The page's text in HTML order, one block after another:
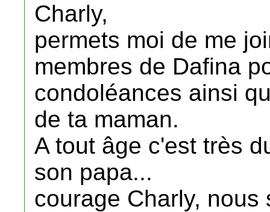
Charly,
permets moi de me
membres de Dafina
condoléances ainsi
de ta maman.
A tout âge c'est très
son papa...
courage Charly, nous